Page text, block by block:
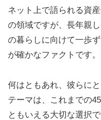
ネット上で語られる資
の領域ですが、長年親
の暮らしに向けて一歩
が確かなファクトです。
何はともあれ、彼らに
テーマは、これまでの
ともいえる大切な選択で